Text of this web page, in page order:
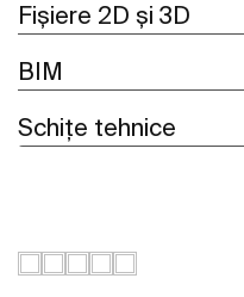
Fișiere 2D și 3D
BIM
Schițe tehnice